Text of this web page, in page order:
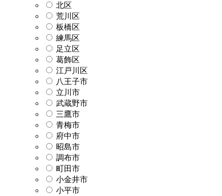
北区
荒川区
板橋区
練馬区
足立区
葛飾区
江戸川区
八王子市
立川市
武蔵野市
三鷹市
青梅市
府中市
昭島市
調布市
町田市
小金井市
小平市